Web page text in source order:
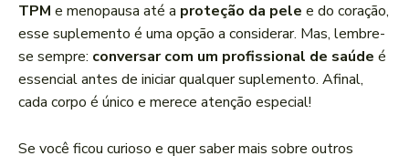
TPM e menopausa até a proteção da pele e do coração,
esse suplemento é uma opção a considerar. Mas, lembre-
se sempre: conversar com um profissional de saúde é
essencial antes de iniciar qualquer suplemento. Afinal,
cada corpo é único e merece atenção especial!
Se você ficou curioso e quer saber mais sobre outros